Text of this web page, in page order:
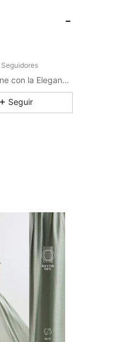
Donde la Sofisticación de Medio Oriente se Une con la Elegancia más Actual
Seguir